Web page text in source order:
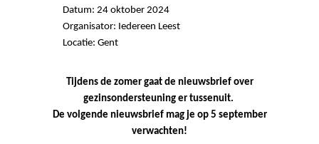
Datum: 24 oktober 2024
Organisator: Iedereen Leest
Locatie: Gent
Tijdens de zomer gaat de nieuwsbrief over
gezinsondersteuning er tussenuit.
De volgende nieuwsbrief mag je op 5 september
verwachten!